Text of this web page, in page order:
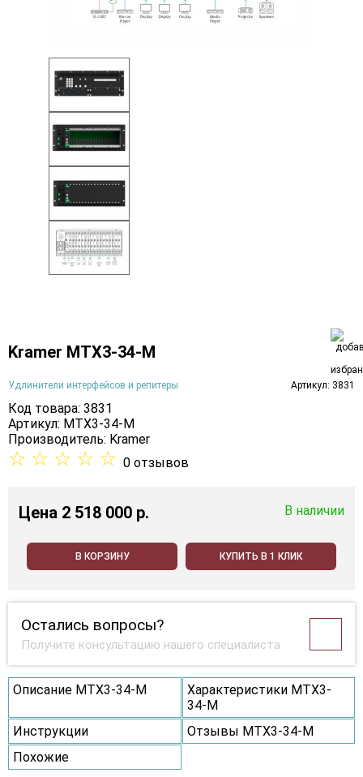
Kramer MTX3-34-M
Удлинители интерфейсов и репитеры Артикул: 3831
Код товара: 3831
Артикул: MTX3-34-M
Производитель: Kramer
☆ ☆ ☆ ☆ ☆ 0 отзывов
Цена 2 518 000 p. В наличии
В КОРЗИНУ КУПИТЬ В 1 КЛИК
Остались вопросы?
Получите консультацию нашего специалиста
Описание MTX3-34-M
Характеристики MTX3-
34-M
Инструкции
Отзывы MTX3-34-M
Похожие